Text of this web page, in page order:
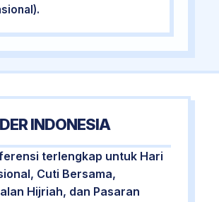
INDONESIA
terlengkap untuk Hari
Cuti Bersama,
Hijriah, dan Pasaran